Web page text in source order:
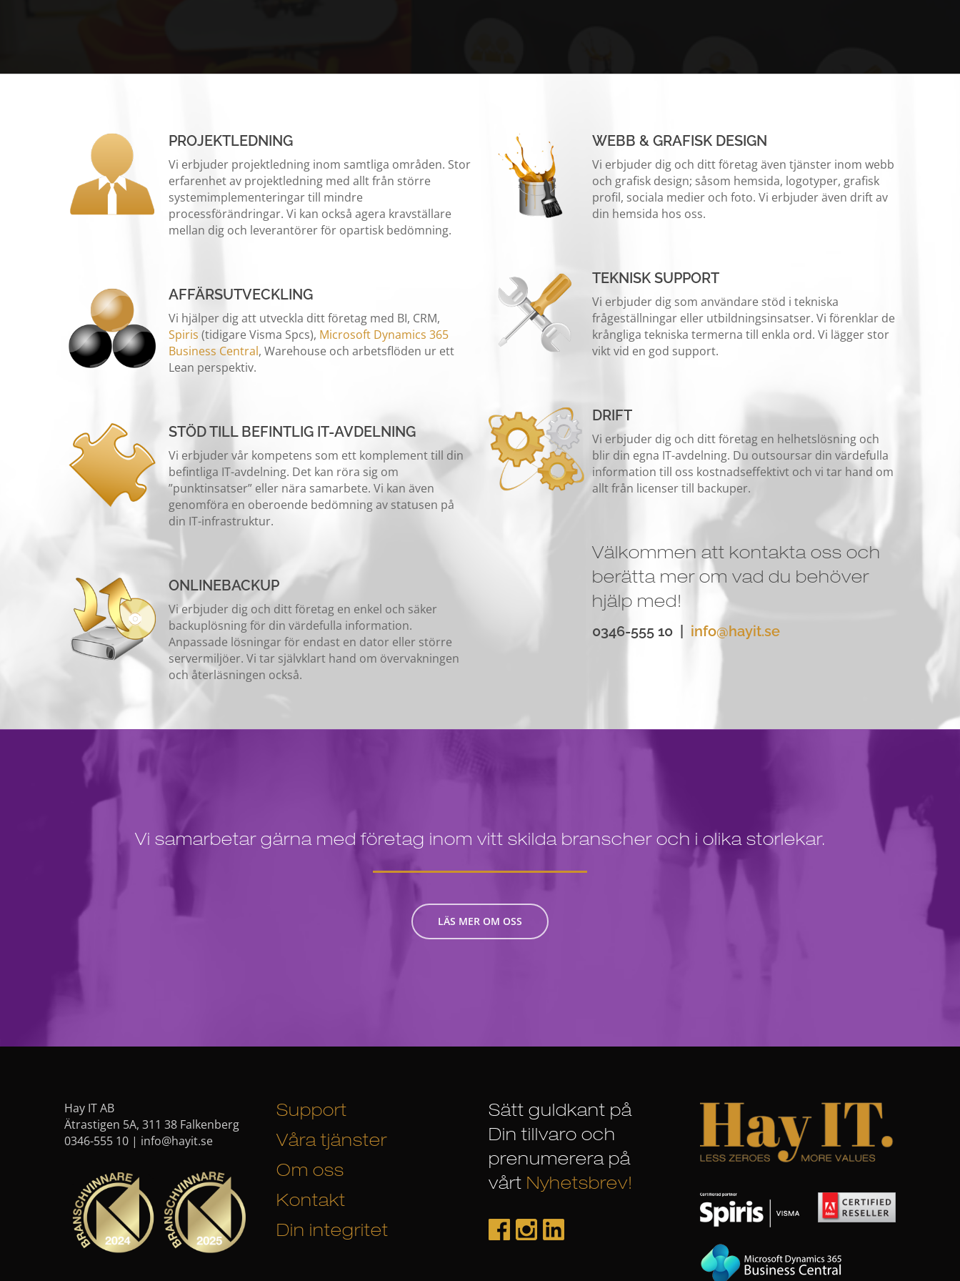
PROJEKTLEDNING
Vi erbjuder projektledning inom samtliga områden. Stor
erfarenhet av projektledning med allt från större
systemimplementeringar till mindre
processförändringar. Vi kan också agera kravställare
mellan dig och leverantörer för opartisk bedömning.
AFFÄRSUTVECKLING
Vi hjälper dig att utveckla ditt företag med BI, CRM,
Spiris (tidigare Visma Spcs), Microsoft Dynamics 365
Business Central, Warehouse och arbetsflöden ur ett
Lean perspektiv.
STÖD TILL BEFINTLIG IT-AVDELNING
Vi erbjuder vår kompetens som ett komplement till din
befintliga IT-avdelning. Det kan röra sig om
”punktinsatser” eller nära samarbete. Vi kan även
genomföra en oberoende bedömning av statusen på
din IT-infrastruktur.
ONLINEBACKUP
Vi erbjuder dig och ditt företag en enkel och säker
backuplösning för din värdefulla information.
Anpassade lösningar för endast en dator eller större
servermiljöer. Vi tar självklart hand om övervakningen
och återläsningen också.
WEBB & GRAFISK DESIGN
Vi erbjuder dig och ditt företag även tjänster inom webb
och grafisk design; såsom hemsida, logotyper, grafisk
profil, sociala medier och foto. Vi erbjuder även drift av
din hemsida hos oss.
TEKNISK SUPPORT
Vi erbjuder dig som användare stöd i tekniska
frågeställningar eller utbildningsinsatser. Vi förenklar de
krångliga tekniska termerna till enkla ord. Vi lägger stor
vikt vid en god support.
DRIFT
Vi erbjuder dig och ditt företag en helhetslösning och
blir din egna IT-avdelning. Du outsoursar din värdefulla
information till oss kostnadseffektivt och vi tar hand om
allt från licenser till backuper.
Välkommen att kontakta oss och
berätta mer om vad du behöver
hjälp med!
0346-555 10 | info@hayit.se
Vi samarbetar gärna med företag inom vitt skilda branscher och i olika storlekar.
LÄS MER OM OSS
Hay IT AB
Ätrastigen 5A, 311 38 Falkenberg
0346-555 10 | info@hayit.se
Support
Våra tjänster
Om oss
Kontakt
Din integritet
Sätt guldkant på
Din tillvaro och
prenumerera på
vårt Nyhetsbrev!